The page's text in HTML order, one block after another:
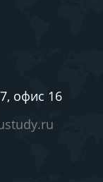
офис 16